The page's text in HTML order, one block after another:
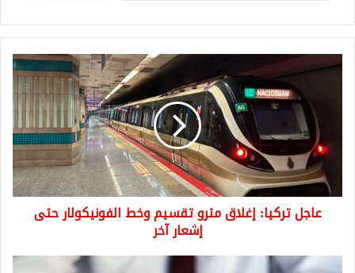
عاجل
تقسيم
وخط
الفونيكولار
حتى
إشعار
عاجل تركيا: إغلاق مترو تقسيم وخط الفونيكولار حتى
إشعار آخر